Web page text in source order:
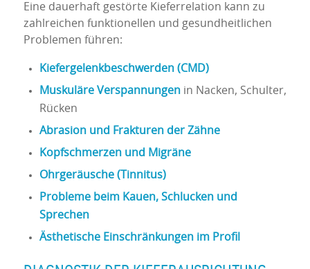
Eine dauerhaft gestörte Kieferrelation kann zu
zahlreichen funktionellen und gesundheitlichen
Problemen führen:
Kiefergelenkbeschwerden (CMD)
Muskuläre Verspannungenin Nacken, Schulter,
Rücken
Abrasion und Frakturen der Zähne
Kopfschmerzen und Migräne
Ohrgeräusche (Tinnitus)
Probleme beim Kauen, Schlucken und
Sprechen
Ästhetische Einschränkungen im Profil